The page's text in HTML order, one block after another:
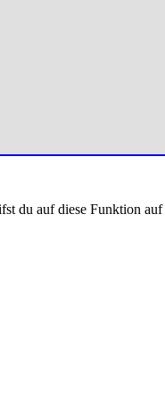
du auf diese Funktion